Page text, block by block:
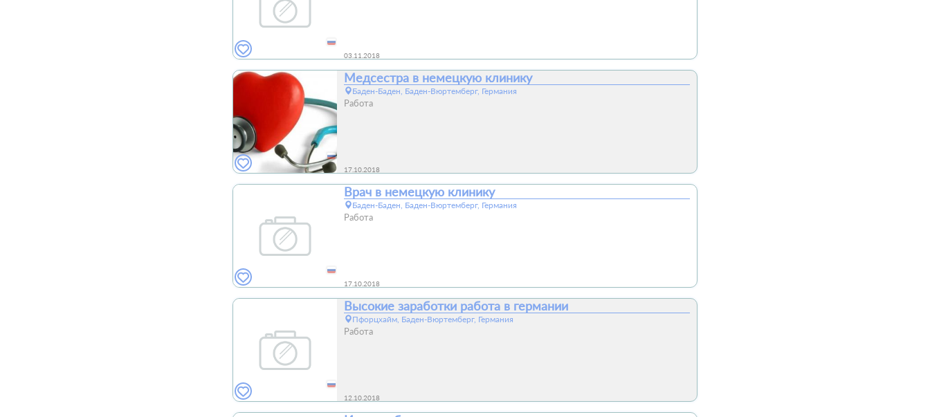
03.11.2018
Медсестра в немецкую клинику
Баден-Баден, Баден-Вюртемберг, Германия
Работа
17.10.2018
Врач в немецкую клинику
Баден-Баден, Баден-Вюртемберг, Германия
Работа
17.10.2018
Высокие заработки работа в германии
Пфорцхайм, Баден-Вюртемберг, Германия
Работа
12.10.2018